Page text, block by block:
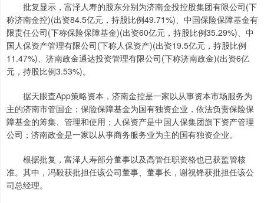
批复显示，富泽人寿的股东分别为济南金投控股集团有限公司(下
称济南金控)(出资84.5亿元，持股比例49.71%)、中国保险保障基金有
限责任公司(下称保险保障基金)(出资60亿元，持股比例35.29%)、中
国人保资产管理有限公司(下称人保资产)(出资19.5亿元，持股比例
11.47%)、济南政金通达投资管理有限公司(下称济南政金)(出资6亿
元，持股比例3.53%)。
据天眼查App策略资本，济南金控是一家以从事资本市场服务为
主的济南市管国企；保险保障基金为国有独资企业，依法负责保险保
障基金的筹集、管理和使用；人保资产是中国人保集团旗下资产管理
公司；济南政金是一家以从事商务服务业为主的国有独资企业。
根据批复，富泽人寿部分董事以及高管任职资格也已获监管核
准。其中，冯毅获批担任该公司董事、董事长，谢祝锋获批担任该公
司总经理。